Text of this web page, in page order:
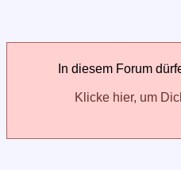
In diesem Forum
Klicke hier, um